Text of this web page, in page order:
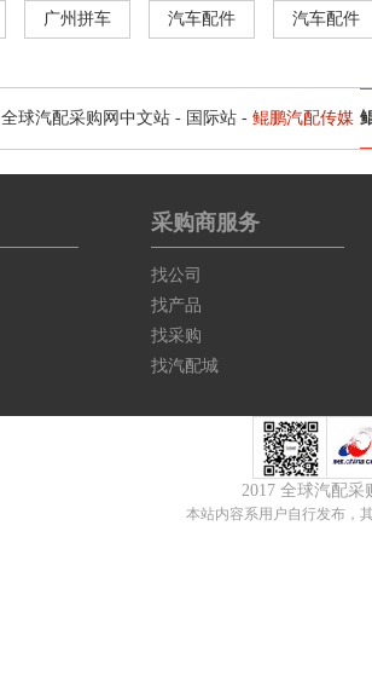
广州拼车 汽车配件 汽车配件
全球汽配采购网中文站 - 国际站 - 鲲鹏汽配传媒
采购商服务
找公司
找产品
找采购
找汽配城
2017 全球汽配
本站内容系用户自行发布，